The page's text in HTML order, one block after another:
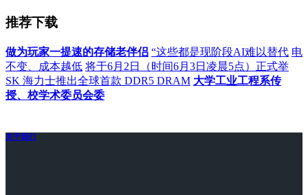
推荐下载
做为玩家一提速的存储老伴侣 “这些都是现阶段AI难以替代 电
不变、成本越低 将于6月2日（时间6月3日凌晨5点）正式举
SK 海力士推出全球首款 DDR5 DRAM 大学工业工程系传
授‌、校学术委员会委
关于我们